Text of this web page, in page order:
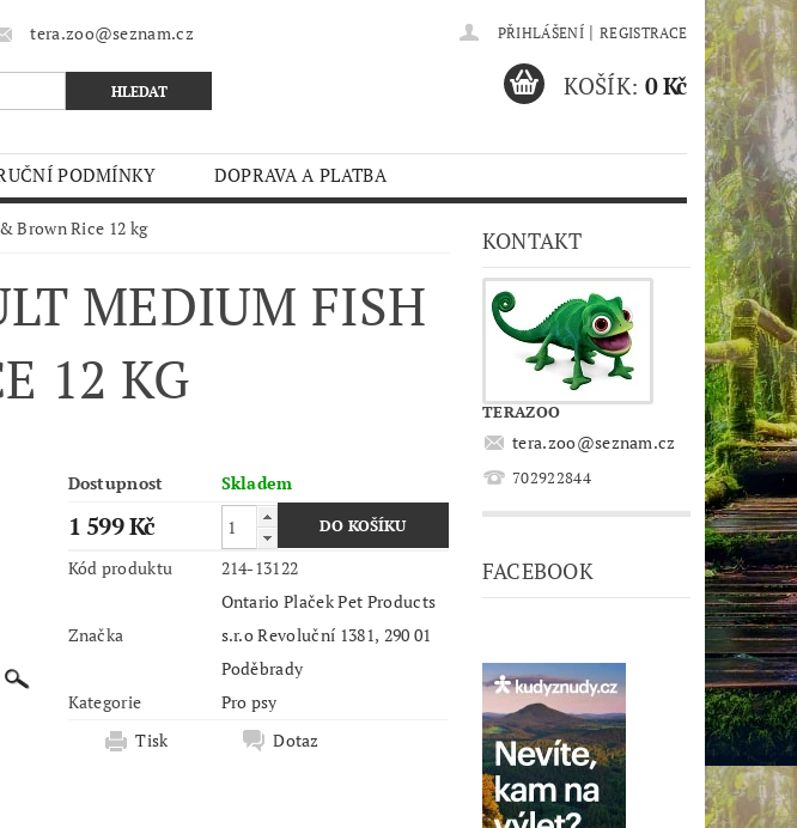
tera.zoo@seznam.cz PŘIHLÁŠENÍ | REGISTRACE
KOŠÍK: 0 Kč
PODMÍNKY
DOPRAVA A PLATBA
Brown Rice 12 kg
MEDIUM FISH
12 KG
Dostupnost Skladem
1 599 Kč
Kód produktu 214-13122
Značka
Ontario Plaček Pet Products
s.r.o Revoluční 1381, 290 01
Poděbrady
Kategorie
Pro psy
Tisk
Dotaz
KONTAKT
TERAZOO
tera.zoo@seznam.cz
702922844
FACEBOOK